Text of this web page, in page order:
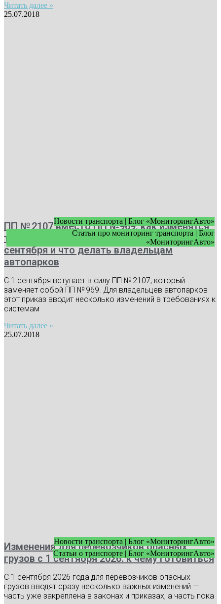
Читать далее »
25.07.2018
Новости транспорта | Блог «МониторингАвто»
Статьи про мониторинг транспорта | Блог
«МониторингАвто»
ПП № 2107 вместо ПП №969: как изменятся
требования к видеонаблюдению с 1
сентября и что делать владельцам
автопарков
С 1 сентября вступает в силу ПП № 2107, который
заменяет собой ПП № 969. Для владельцев автопарков
этот приказ вводит несколько изменений в требованиях к
системам
Читать далее »
25.07.2018
Новости транспорта | Блог «МониторингАвто»
Статьи о транспорте | Блог «МониторингАвто»
Изменения для перевозчиков опасных
грузов с 1 сентября 2026: к чему готовиться
С 1 сентября 2026 года для перевозчиков опасных
грузов вводят сразу несколько важных изменений —
часть уже закреплена в законах и приказах, а часть пока